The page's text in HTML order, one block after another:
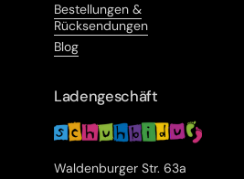
Bestellungen &
Rücksendungen
Blog
Ladengeschäft
Waldenburger Str. 63a